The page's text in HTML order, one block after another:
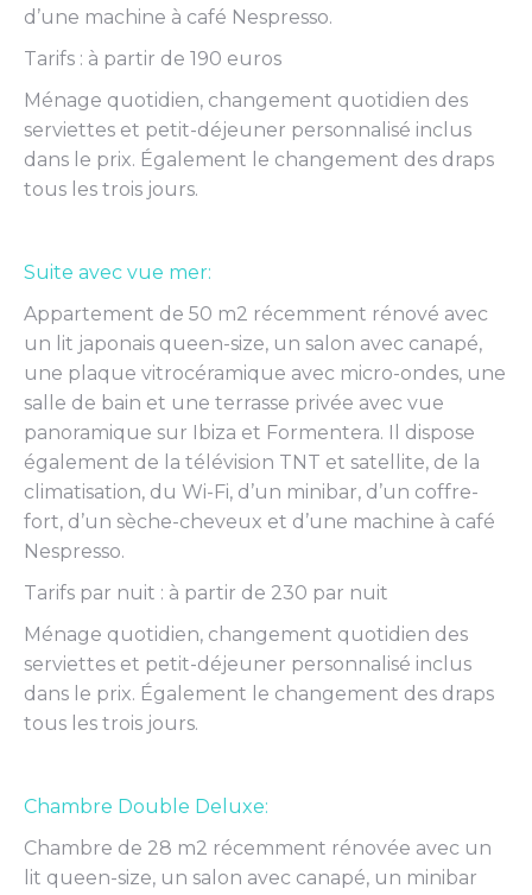
d’une machine à café Nespresso.
Tarifs : à partir de 190 euros
Ménage quotidien, changement quotidien des
serviettes et petit-déjeuner personnalisé inclus
dans le prix. Également le changement des draps
tous les trois jours.
Suite avec vue mer:
Appartement de 50 m2 récemment rénové avec
un lit japonais queen-size, un salon avec canapé,
une plaque vitrocéramique avec micro-ondes, une
salle de bain et une terrasse privée avec vue
panoramique sur Ibiza et Formentera. Il dispose
également de la télévision TNT et satellite, de la
climatisation, du Wi-Fi, d’un minibar, d’un coffre-
fort, d’un sèche-cheveux et d’une machine à café
Nespresso.
Tarifs par nuit : à partir de 230 par nuit
Ménage quotidien, changement quotidien des
serviettes et petit-déjeuner personnalisé inclus
dans le prix. Également le changement des draps
tous les trois jours.
Chambre Double Deluxe:
Chambre de 28 m2 récemment rénovée avec un
lit queen-size, un salon avec canapé, un minibar